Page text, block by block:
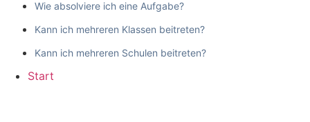
Wie absolviere ich eine Aufgabe?
Kann ich mehreren Klassen beitreten?
Kann ich mehreren Schulen beitreten?
Start